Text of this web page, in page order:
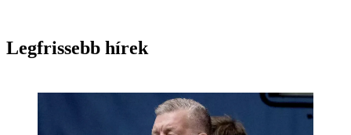
Legfrissebb hírek